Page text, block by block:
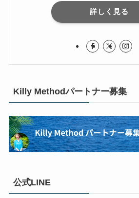
詳しく見る
Killy Methodパートナー募集
公式LINE